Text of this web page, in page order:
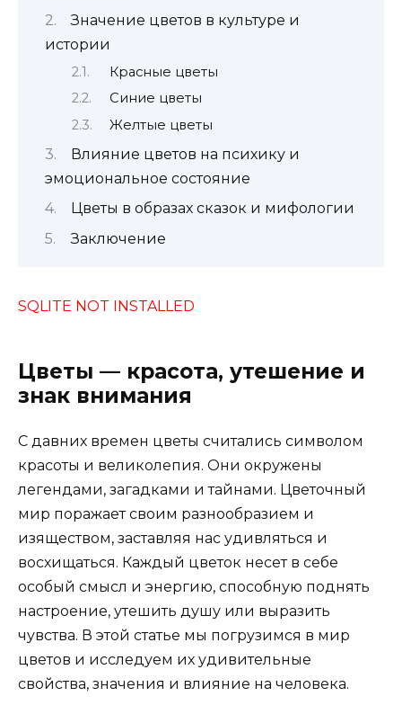
Значение цветов в культуре и
истории
Красные цветы
Синие цветы
Желтые цветы
Влияние цветов на психику и
эмоциональное состояние
Цветы в образах сказок и мифологии
Заключение
SQLITE NOT INSTALLED
Цветы — красота, утешение и
знак внимания
С давних времен цветы считались символом
красоты и великолепия. Они окружены
легендами, загадками и тайнами. Цветочный
мир поражает своим разнообразием и
изяществом, заставляя нас удивляться и
восхищаться. Каждый цветок несет в себе
особый смысл и энергию, способную поднять
настроение, утешить душу или выразить
чувства. В этой статье мы погрузимся в мир
цветов и исследуем их удивительные
свойства, значения и влияние на человека.